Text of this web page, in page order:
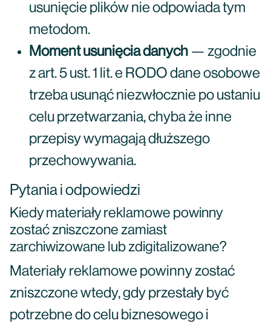
usunięcie plików nie odpowiada tym
metodom.
Moment usunięcia danych — zgodnie
z art. 5 ust. 1 lit. e RODO dane osobowe
trzeba usunąć niezwłocznie po ustaniu
celu przetwarzania, chyba że inne
przepisy wymagają dłuższego
przechowywania.
Pytania i odpowiedzi
Kiedy materiały reklamowe powinny
zostać zniszczone zamiast
zarchiwizowane lub zdigitalizowane?
Materiały reklamowe powinny zostać
zniszczone wtedy, gdy przestały być
potrzebne do celu biznesowego i